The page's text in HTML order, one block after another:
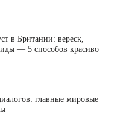
в Британии: вереск,
— 5 способов красиво
главные мировые